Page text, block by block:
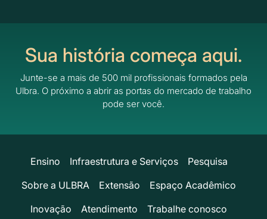
Sua história começa aqui.
Junte-se a mais de 500 mil profissionais formados pela
Ulbra. O próximo a abrir as portas do mercado de trabalho
pode ser você.
Ensino Infraestrutura e Serviços
Pesquisa
Sobre a ULBRA
Extensão
Espaço Acadêmico
Inovação
Atendimento Trabalhe conosco